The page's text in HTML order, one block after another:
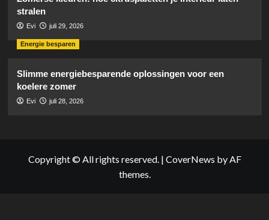
stralen
Evi juli 29, 2026
Energie besparen
Slimme energiebesparende oplossingen voor een
koelere zomer
Evi juli 28, 2026
Copyright © All rights reserved. | CoverNews by AF
themes.